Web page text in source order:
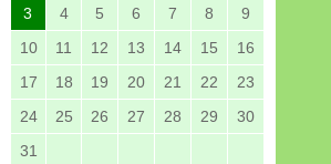
3
4 5 6 7 8
9
10
11 12 13 14 15
16
17
18 19 20 21 22
23
24
25 26 27 28 29
30
31